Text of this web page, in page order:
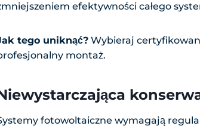
efektywności całego
tego uniknąć? Wybieraj
montaż.
fotowoltaiczne wymagają